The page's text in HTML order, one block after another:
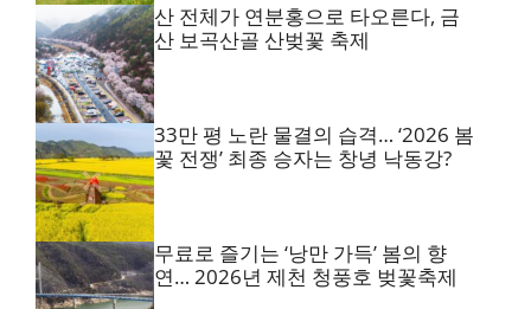
산 전체가 연분홍으로 타오른다, 금
산 보곡산골 산벚꽃 축제
33만 평 노란 물결의 습격… ‘2026 봄
꽃 전쟁’ 최종 승자는 창녕 낙동강?
무료로 즐기는 ‘낭만 가득’ 봄의 향
연… 2026년 제천 청풍호 벚꽃축제